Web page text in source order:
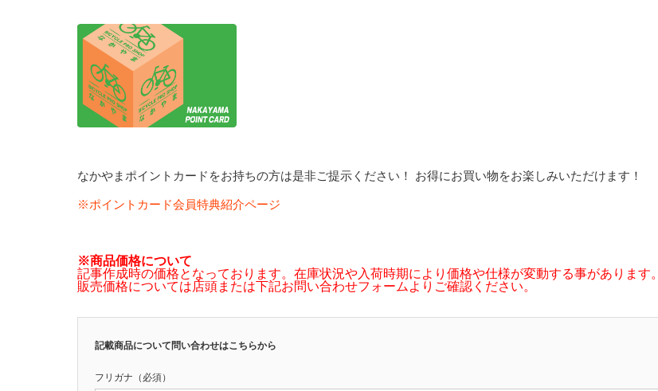
なかやまポイントカードをお持ちの方は是非ご提示ください！ お得にお買い物をお楽しみいただけます！
※ポイントカード会員特典紹介ページ
※商品価格について
記事作成時の価格となっております。在庫状況や入荷時期により価格や仕様が変動する事があります。
販売価格については店頭または下記お問い合わせフォームよりご確認ください。
記載商品について問い合わせはこちらから
フリガナ（必須）